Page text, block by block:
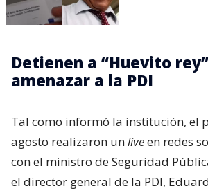
Detienen a “Huevito
amenazar a la PDI
Tal como informó la institución, el
agosto realizaron unliveen redes
con el ministro de Seguridad
el director general de la PDI,